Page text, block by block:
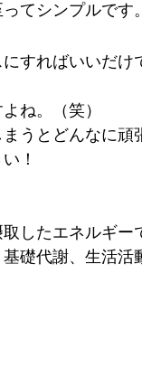
てシンプルです。
すればいいだけ
ね。（笑）
うとどんなに
！
したエネルギー
基礎代謝、生活活